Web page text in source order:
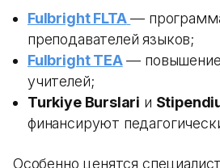
Fulbright FLTA —
преподавателей языков;
Fulbright TEA— повышение
учителей;
Turkiye Burslari и
финансируют
Особенно ценятся